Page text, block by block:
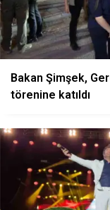
Bakan Şimşek,
törenine katıldı